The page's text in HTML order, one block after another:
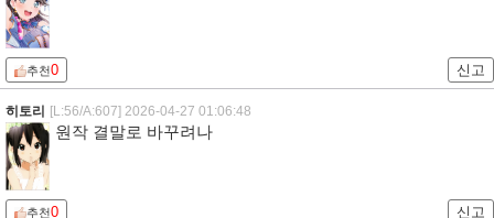
추천0 신고
히토리 [L:56/A:607] 2026-04-27 01:06:48
원작 결말로 바꾸려나
추천0 신고